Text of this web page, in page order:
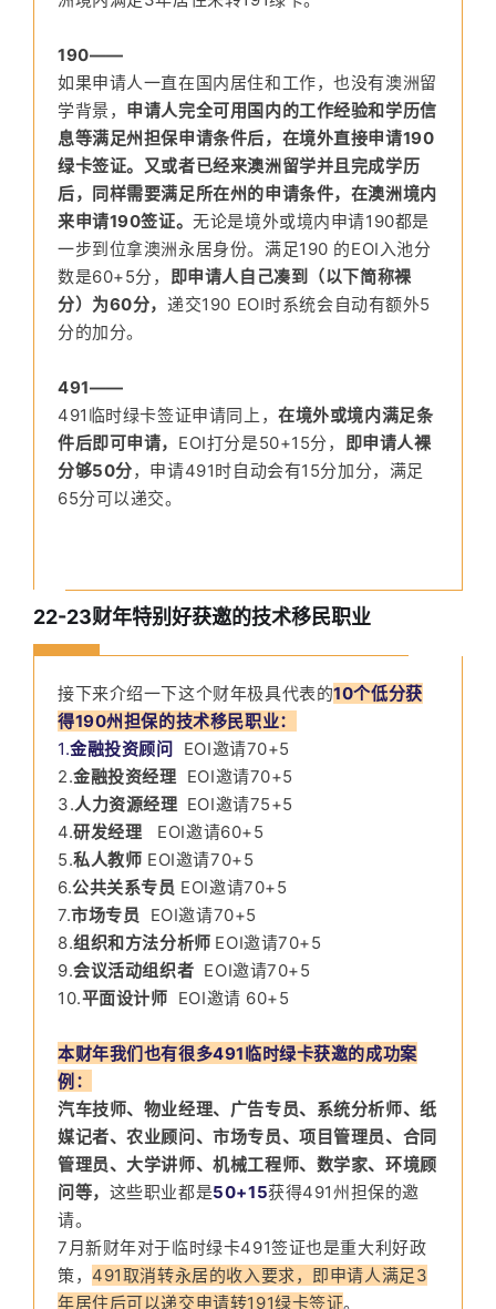
190——
如果申请人一直在国内居住和工作，也没有澳洲留
学背景 ， 申请人完全可用国内的工作经验和学历信
息等满足州担保申请条件后，在境外直接申请190
绿卡签证。 又或者已经来澳洲留学并且完成学历
后，同样需要满足所在州的申请条件，在澳洲境内
来申请190签证。无论是境外或境内申请190都是
一步到位拿澳洲永居身份。 满足190 的EOI入池分
数是60+5分， 即申请人自己凑到（以下简称裸
分）为60分，递交190 EOI时系统会自动有额外5
分的加分。
491——
491临时绿卡签证申请同上，在境外或境内满足条
件后即可申请， EOI打分是50+15分， 即申请人裸
分够50分，申请491时自动会有15分加分，满足
65分可以递交。
22-23财年特别好获邀的技术移民职业
接下来介绍一下这个财年极具代表的10个低分获
得190州担保的技术移民职业：
1.金融投资顾问
EOI邀请70+5
2.金融投资经理 EOI邀请70+5
3.人力资源经理 EOI邀请75+5
4.研发经理 EOI邀请60+5
5.私人教师 EOI邀请70+5
6.公共关系专员 EOI邀请70+5
7.市场专员 EOI邀请70+5
8.组织和方法分析师 EOI邀请70+5
9.会议活动组织者 EOI邀请70+5
10.平面设计师 EOI邀请 60+5
本财年我们也有很多491临时绿卡获邀的成功案
例：
汽车技师、物业经理、广告专员、系统分析师、纸
媒记者、农业顾问、市场专员、项目管理员、合同
管理员、大学讲师、机械工程师、数学家、环境顾
问等， 这些职业都是50+15获得491州担保的邀
请。
7月新财年对于临时绿卡491签证也是重大利好政
策， 491取消转永居的收入要求，即申请人满足3
年居住后可以递交申请转191绿卡签证。